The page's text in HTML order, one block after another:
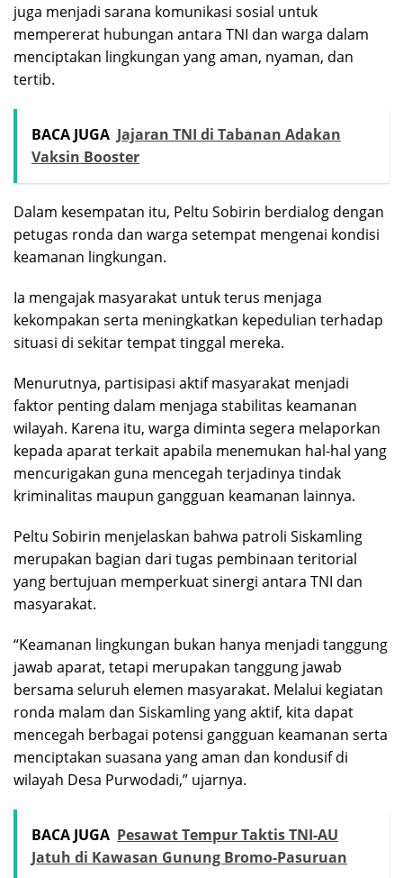
juga menjadi sarana komunikasi sosial untuk
mempererat hubungan antara TNI dan warga dalam
menciptakan lingkungan yang aman, nyaman, dan
tertib.
BACA JUGA Jajaran TNI di Tabanan Adakan
Vaksin Booster
Dalam kesempatan itu, Peltu Sobirin berdialog dengan
petugas ronda dan warga setempat mengenai kondisi
keamanan lingkungan.
Ia mengajak masyarakat untuk terus menjaga
kekompakan serta meningkatkan kepedulian terhadap
situasi di sekitar tempat tinggal mereka.
Menurutnya, partisipasi aktif masyarakat menjadi
faktor penting dalam menjaga stabilitas keamanan
wilayah. Karena itu, warga diminta segera melaporkan
kepada aparat terkait apabila menemukan hal-hal yang
mencurigakan guna mencegah terjadinya tindak
kriminalitas maupun gangguan keamanan lainnya.
Peltu Sobirin menjelaskan bahwa patroli Siskamling
merupakan bagian dari tugas pembinaan teritorial
yang bertujuan memperkuat sinergi antara TNI dan
masyarakat.
“Keamanan lingkungan bukan hanya menjadi tanggung
jawab aparat, tetapi merupakan tanggung jawab
bersama seluruh elemen masyarakat. Melalui kegiatan
ronda malam dan Siskamling yang aktif, kita dapat
mencegah berbagai potensi gangguan keamanan serta
menciptakan suasana yang aman dan kondusif di
wilayah Desa Purwodadi,” ujarnya.
BACA JUGA Pesawat Tempur Taktis TNI-AU
Jatuh di Kawasan Gunung Bromo-Pasuruan